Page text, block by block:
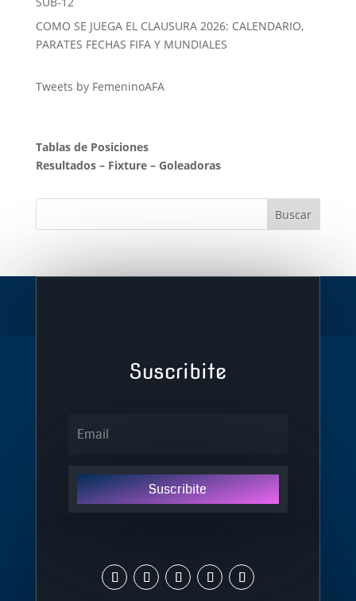
COMO SE JUEGA EL CLAUSURA 2026: CALENDARIO,
PARATES FECHAS FIFA Y MUNDIALES
Tweets by FemeninoAFA
Tablas de Posiciones
Resultados– Fixture– Goleadoras
Suscribite
Suscribite